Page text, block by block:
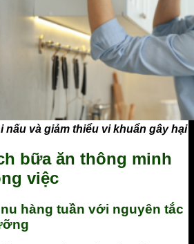
nấu và giảm thiểu vi khuẩn gây hại
bữa ăn thông minh
việc
hàng tuần với nguyên tắc